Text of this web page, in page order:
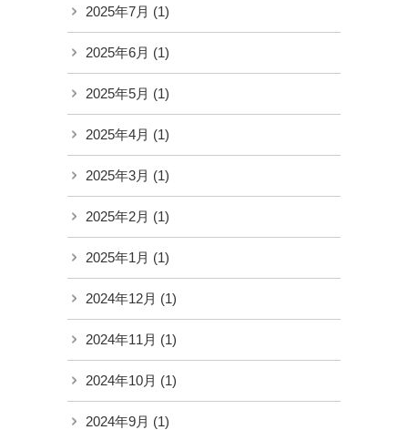
2025年7月 (1)
2025年6月 (1)
2025年5月 (1)
2025年4月 (1)
2025年3月 (1)
2025年2月 (1)
2025年1月 (1)
2024年12月 (1)
2024年11月 (1)
2024年10月 (1)
2024年9月 (1)